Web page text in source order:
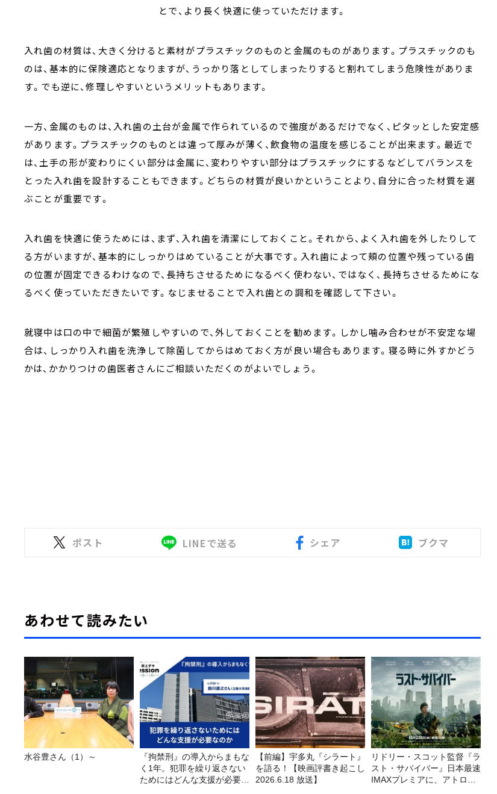
とで、より長く快適に使っていただけます。
入れ歯の材質は、大きく分けると素材がプラスチックのものと金属のものがあります。プラスチックのも
のは、基本的に保険適応となりますが、うっかり落としてしまったりすると割れてしまう危険性がありま
す。でも逆に、修理しやすいというメリットもあります。
一方、金属のものは、入れ歯の土台が金属で作られているので強度があるだけでなく、ピタッとした安定感
があります。プラスチックのものとは違って厚みが薄く、飲食物の温度を感じることが出来ます。最近で
は、土手の形が変わりにくい部分は金属に、変わりやすい部分はプラスチックにするなどしてバランスを
とった入れ歯を設計することもできます。どちらの材質が良いかということより、自分に合った材質を選
ぶことが重要です。
入れ歯を快適に使うためには、まず、入れ歯を清潔にしておくこと。それから、よく入れ歯を外したりして
る方がいますが、基本的にしっかりはめていることが大事です。入れ歯によって頬の位置や残っている歯
の位置が固定できるわけなので、長持ちさせるためになるべく使わない、ではなく、長持ちさせるためにな
るべく使っていただきたいです。なじませることで入れ歯との調和を確認して下さい。
就寝中は口の中で細菌が繁殖しやすいので、外しておくことを勧めます。しかし噛み合わせが不安定な場
合は、しっかり入れ歯を洗浄して除菌してからはめておく方が良い場合もあります。寝る時に外すかどう
かは、かかりつけの歯医者さんにご相談いただくのがよいでしょう。
ポスト LINEで送る シェア ブクマ
あわせて読みたい
水谷豊さん（1）～
『拘禁刑』の導入からまもな
く1年。犯罪を繰り返さない
ためにはどんな支援が必要な
【前編】宇多丸『シラート』
を語る！【映画評書き起こし
2026.6.18 放送】
リドリー・スコット監督『ラ
スト・サバイバー』日本最速
IMAXプレミアに、アトロク